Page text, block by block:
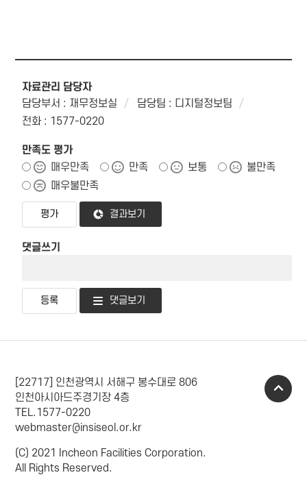
자료관리 담당자
담당부서 : 재무정보실
담당팀 : 디지털정보팀
전화 : 1577-0220
만족도 평가
매우만족
만족 보통
불만족
매우불만족
결과보기
댓글쓰기
댓글보기
[22717] 인천광역시 서해구 봉수대로 806
인천아시아드주경기장 4층
TEL.1577-0220
webmaster@insiseol.or.kr
(C) 2021 Incheon Facilities Corporation.
All Rights Reserved.